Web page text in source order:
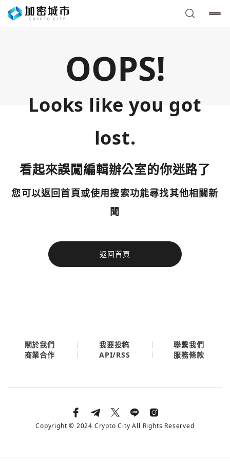
OOPS!
Looks like you got
lost.
看起來誤闖編輯辦公室的你迷路了
您可以返回首頁或使用搜索功能尋找其他相關新
聞
返回首頁
今日熱門
使用以下帳號繼續
您已閒置5分鐘，請點擊關閉按鈕或空白處，即可回到加密
今日熱門
關於我們 我要投稿
聯繫我們
商業合作
API/RSS 服務條款
Copyright © 2024 Crypto City All Rights Reserved